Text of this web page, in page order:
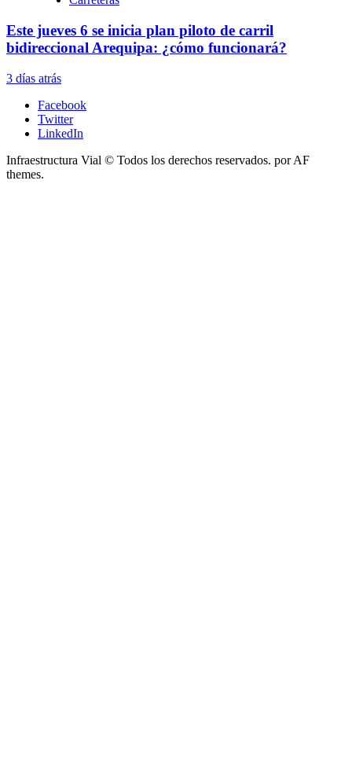
Este jueves 6 se inicia plan piloto de carril
bidireccional Arequipa: ¿cómo funcionará?
3 días atrás
Facebook
Twitter
LinkedIn
Infraestructura Vial © Todos los derechos reservados. por AF
themes.